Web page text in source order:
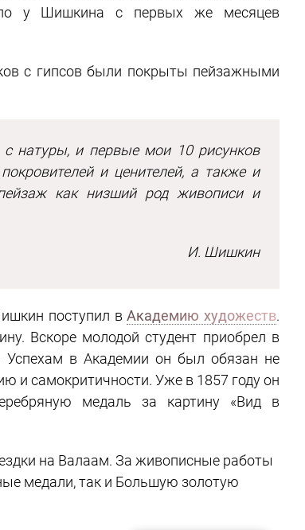
у Шишкина с первых же месяцев
с гипсов были покрыты пейзажными
натуры, и первые мои 10 рисунков
и ценителей, а также и
как низший род живописи и
И. Шишкин
поступил вАкадемию художеств.
Вскоре молодой студент приобрел в
Успехам в Академии он был обязан не
и самокритичности. Уже в 1857 году он
медаль за картину «Вид в
на Валаам. За живописные работы
медали, так и Большую золотую